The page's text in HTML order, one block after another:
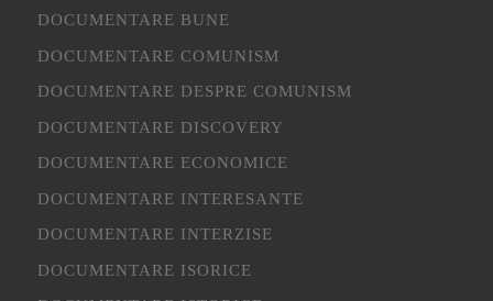
DOCUMENTARE BUNE
DOCUMENTARE COMUNISM
DOCUMENTARE DESPRE COMUNISM
DOCUMENTARE DISCOVERY
DOCUMENTARE ECONOMICE
DOCUMENTARE INTERESANTE
DOCUMENTARE INTERZISE
DOCUMENTARE ISORICE